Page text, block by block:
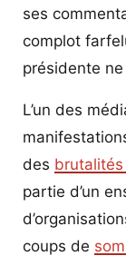
ses
complot
présidente
L’un des
des
partie d’un
coups de